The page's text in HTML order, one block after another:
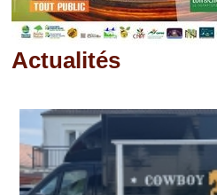
Actualités
Pages